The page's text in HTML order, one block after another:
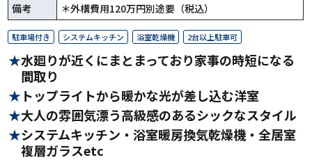
備考
＊外構費用120万円別途要（税込）
駐車場付き システムキッチン 浴室乾燥機 2台以上駐車可
水廻りが近くにまとまっており家事の時短になる
間取り
トップライトから暖かな光が差し込む洋室
大人の雰囲気漂う高級感のあるシックなスタイル
システムキッチン・浴室暖房換気乾燥機・全居室
複層ガラスetc